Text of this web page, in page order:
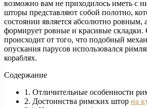
возможно вам не приходилось иметь с
шторы представляют собой полотно,
состоянии является абсолютно ровным,
формирует ровные и красивые складки.
происходит от того, что подобный
опускания парусов использовался
кораблях.
Содержание
1. Отличительные особенности
2. Достоинства римских штор на